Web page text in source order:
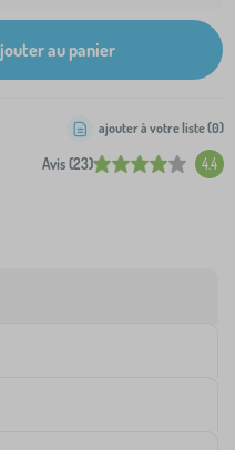
au panier
Avis (23) 4.4
ajouter à votre liste (0)